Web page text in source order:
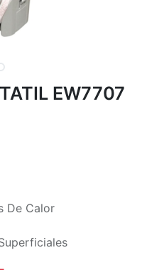
EW7707
De Calor